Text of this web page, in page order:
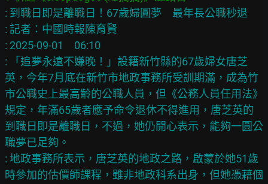
: 到職日即是離職日！67歲婦圓夢　最年長公職秒退
: 記者：中國時報陳育賢
: 2025-09-01　06:10
: 「追夢永遠不嫌晚！」設籍新竹縣的67歲婦女唐芝
英，今年7月底在新竹市地政事務所受訓期滿，成為竹
市公職史上最高齡的公職人員，但《公務人員任用法》
規定，年滿65歲者應予命令退休不得進用，唐芝英的
到職日即是離職日，不過，她仍開心表示，能夠一圓公
職夢已足夠。
: 地政事務所表示，唐芝英的地政之路，啟蒙於她51歲
時參加的估價師課程，雖非地政科系出身，但她憑藉個